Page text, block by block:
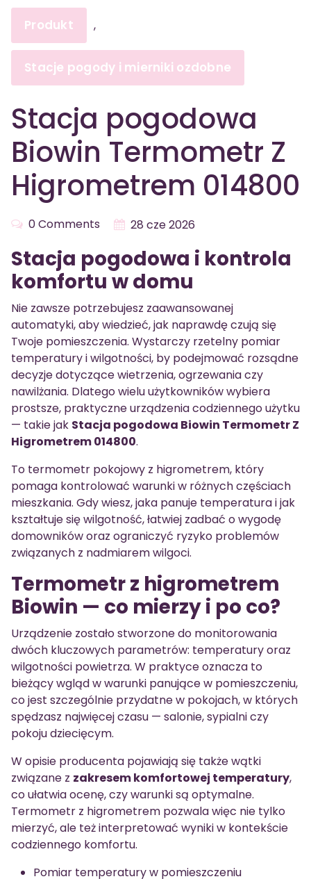
Produkt ,
Stacje pogody i mierniki ozdobne
Stacja pogodowa
Biowin Termometr Z
Higrometrem 014800
0 Comments 28 cze 2026
Stacja pogodowa i kontrola
komfortu w domu
Nie zawsze potrzebujesz zaawansowanej
automatyki, aby wiedzieć, jak naprawdę czują się
Twoje pomieszczenia. Wystarczy rzetelny pomiar
temperatury i wilgotności, by podejmować rozsądne
decyzje dotyczące wietrzenia, ogrzewania czy
nawilżania. Dlatego wielu użytkowników wybiera
prostsze, praktyczne urządzenia codziennego użytku
— takie jak Stacja pogodowa Biowin Termometr Z
Higrometrem 014800.
To termometr pokojowy z higrometrem, który
pomaga kontrolować warunki w różnych częściach
mieszkania. Gdy wiesz, jaka panuje temperatura i jak
kształtuje się wilgotność, łatwiej zadbać o wygodę
domowników oraz ograniczyć ryzyko problemów
związanych z nadmiarem wilgoci.
Termometr z higrometrem
Biowin — co mierzy i po co?
Urządzenie zostało stworzone do monitorowania
dwóch kluczowych parametrów: temperatury oraz
wilgotności powietrza. W praktyce oznacza to
bieżący wgląd w warunki panujące w pomieszczeniu,
co jest szczególnie przydatne w pokojach, w których
spędzasz najwięcej czasu — salonie, sypialni czy
pokoju dziecięcym.
W opisie producenta pojawiają się także wątki
związane z zakresem komfortowej temperatury,
co ułatwia ocenę, czy warunki są optymalne.
Termometr z higrometrem pozwala więc nie tylko
mierzyć, ale też interpretować wyniki w kontekście
codziennego komfortu.
Pomiar temperatury w pomieszczeniu